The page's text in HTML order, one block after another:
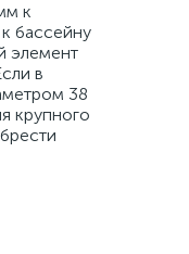
к
бассейну
элемент
в
38
крупного